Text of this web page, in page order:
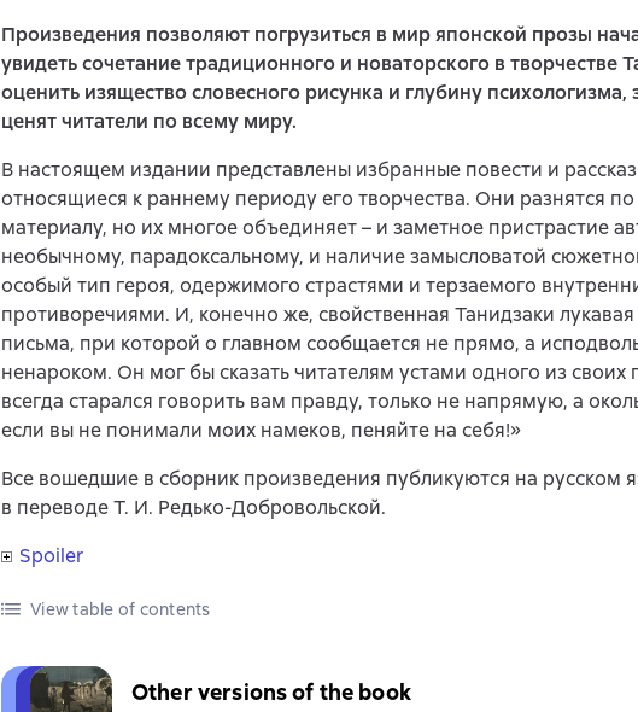
Произведения позволяют погрузиться в мир японской прозы
увидеть сочетание традиционного и новаторского в творчестве
оценить изящество словесного рисунка и глубину психологизма,
ценят читатели по всему миру.
В настоящем издании представлены избранные повести и
относящиеся к раннему периоду его творчества. Они разнятся
материалу, но их многое объединяет – и заметное пристрастие
необычному, парадоксальному, и наличие замысловатой
особый тип героя, одержимого страстями и терзаемого
противоречиями. И, конечно же, свойственная Танидзаки
письма, при которой о главном сообщается не прямо, а
ненароком. Он мог бы сказать читателям устами одного из своих
всегда старался говорить вам правду, только не напрямую, а
если вы не понимали моих намеков, пеняйте на себя!»
Все вошедшие в сборник произведения публикуются на русском
в переводе Т. И. Редько-Добровольской.
Spoiler
View table of contents
Other versions of the book